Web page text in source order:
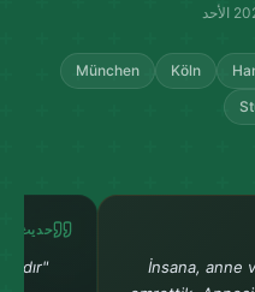
Köln
München
"İnsana, anne
حديث
"Cennet, onun (annenin) ayağı altındadır.""